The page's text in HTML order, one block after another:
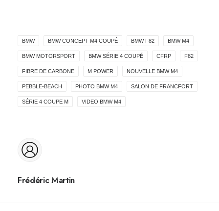
BMW BMW CONCEPT M4 COUPÉ BMW F82 BMW M4
BMW MOTORSPORT BMW SÉRIE 4 COUPÉ CFRP F82
FIBRE DE CARBONE M POWER NOUVELLE BMW M4
PEBBLE-BEACH PHOTO BMW M4 SALON DE FRANCFORT
SÉRIE 4 COUPE M VIDEO BMW M4
Frédéric Martin